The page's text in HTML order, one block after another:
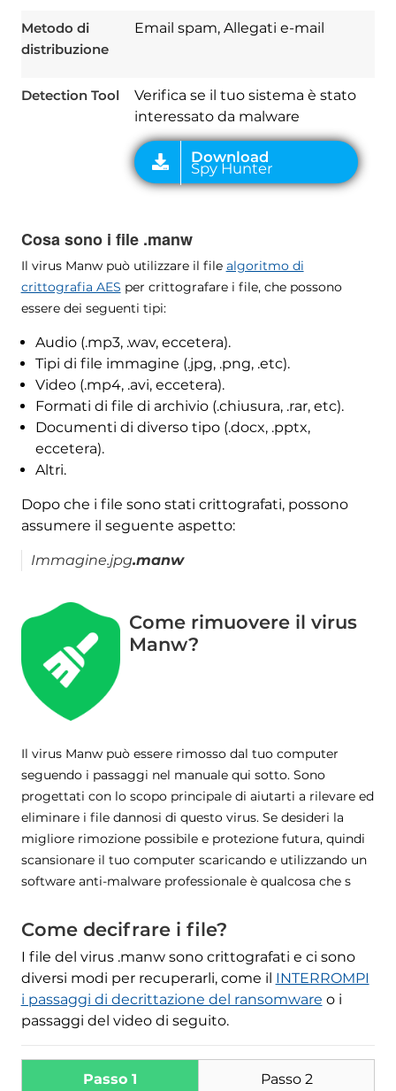
Metodo di
distribuzione
Email spam, Allegati e-mail
Detection Tool
Verifica se il tuo sistema è stato
interessato da malware
Cosa sono i file .manw
Il virus Manw può utilizzare il file algoritmo di
crittografia AES per crittografare i file, che possono
essere dei seguenti tipi:
Audio (.mp3, .wav, eccetera).
Tipi di file immagine (.jpg, .png, .etc).
Video (.mp4, .avi, eccetera).
Formati di file di archivio (.chiusura, .rar, etc).
Documenti di diverso tipo (.docx, .pptx,
eccetera).
Altri.
Dopo che i file sono stati crittografati, possono
assumere il seguente aspetto:
Immagine.jpg.manw
Come rimuovere il virus
Manw?
Il virus Manw può essere rimosso dal tuo computer
seguendo i passaggi nel manuale qui sotto. Sono
progettati con lo scopo principale di aiutarti a rilevare ed
eliminare i file dannosi di questo virus. Se desideri la
migliore rimozione possibile e protezione futura, quindi
scansionare il tuo computer scaricando e utilizzando un
software anti-malware professionale è qualcosa che s
Come decifrare i file?
I file del virus .manw sono crittografati e ci sono
diversi modi per recuperarli, come il INTERROMPI
i passaggi di decrittazione del ransomware o i
passaggi del video di seguito.
Passo 1 Passo 2
Scarica
Strumento di rimozione
malware